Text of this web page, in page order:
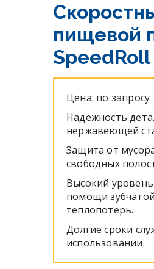
пищевой
SpeedRoll
Цена: по запросу
Надежность
нержавеющей
Защита от
свободных
Высокий
помощи
теплопотерь.
Долгие сроки
использовании.